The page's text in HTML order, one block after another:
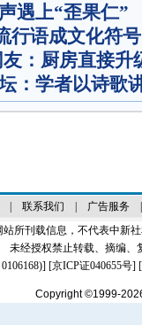
遇上“歪果仁”
行语成文化符号
：厨房直接升
：学者以诗歌
联系我们 广告服务
站所刊载信息，不代表中新
未经授权禁止转载、摘编、
] [京ICP证040655号]
Copyright ©1999-